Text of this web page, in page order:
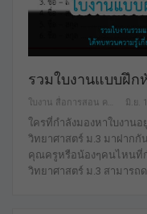
รวมใบงานแบบฝึก
มิ.ย.
ใครที่กำลังมองหาใบงาน
วิทยาศาสตร์ ม.3 มาฝากกั
คุณครูหรือน้องๆคนไหนที่
วิทยาศาสตร์ ม.3 สามารถ